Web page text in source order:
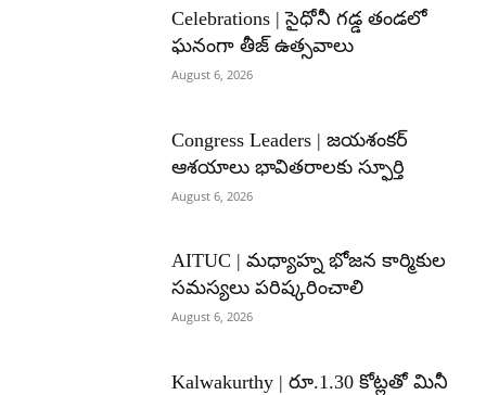
Celebrations | సైధోనీ గడ్డ తండలో
ఘనంగా తీజ్ ఉత్సవాలు
August 6, 2026
Congress Leaders | జయశంకర్
ఆశయాలు భావితరాలకు స్ఫూర్తి
August 6, 2026
AITUC | మధ్యాహ్న భోజన కార్మికుల
సమస్యలు పరిష్కరించాలి
August 6, 2026
Kalwakurthy | రూ.1.30 కోట్లతో మినీ